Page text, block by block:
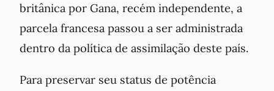
britânica por Gana, recém independente, a
parcela francesa passou a ser administrada
dentro da política de assimilação deste país.
Para preservar seu status de potência